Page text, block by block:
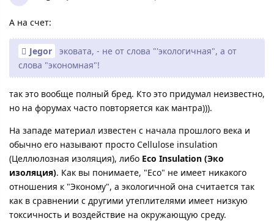
А на счет:
Jegor
эковата, - не от слова "'экологичная", а от
слова "экономная"!
так это вообще полный бред. Кто это придумал неизвестно,
но на форумах часто повторяется как мантра))).
На западе материал известен с начала прошлого века и
обычно его называют просто Cellulose insulation
(Целлюлозная изоляция), либо Eco Insulation (Эко
изоляция). Как вы понимаете, "Eco" не имеет никакого
отношения к "Эконому", а экологичной она считается так
как в сравнении с другими утеплителями имеет низкую
токсичность и воздействие на окружающую среду.